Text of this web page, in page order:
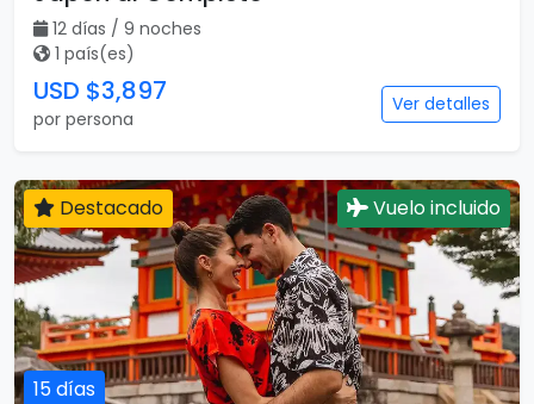
12 días / 9 noches
1 país(es)
USD $3,897
por persona
Ver detalles
15 días
Destacado Vuelo incluido